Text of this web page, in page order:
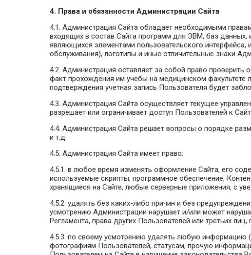
4. Права и обязанности Администрации Сайта
4.1. Администрация Сайта обладает необходимыми
входящих в состав Сайта программ для ЭВМ, баз
являющихся элементами пользовательского
обслуживания), логотипы и иные отличительные знаки
4.2. Администрация оставляет за собой право
факт прохождения им учебы на медицинском
подтверждения учетная запись Пользователя будет
4.3. Администрация Сайта осуществляет текущее
разрешает или ограничивает доступ Пользователей к
4.4. Администрация Сайта решает вопросы о порядке
и т.д.
4.5. Администрация Сайта имеет право:
4.5.1. в любое время изменять оформление Сайта, его
используемые скрипты, программное обеспечение,
хранящиеся на Сайте, любые серверные приложения, с
4.5.2. удалять без каких-либо причин и без
усмотрению Администрации нарушает и/или может
Регламента, права других Пользователей или третьих
4.5.3. по своему усмотрению удалять любую
фотографиям Пользователей, статусам, прочую